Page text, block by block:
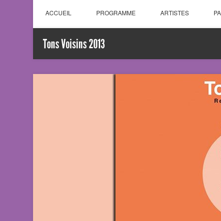
ACCUEIL PROGRAMME ARTISTES
Tons Voisins 2013